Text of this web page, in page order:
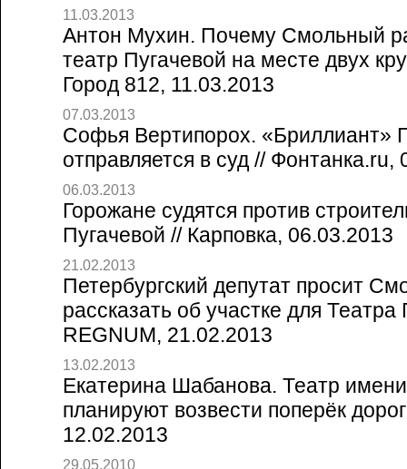
11.03.2013
Антон Мухин. Почему Смольный
театр Пугачевой на месте двух
Город 812, 11.03.2013
07.03.2013
Софья Вертипорох. «Бриллиант»
отправляется в суд // Фонтанка.ru,
06.03.2013
Горожане судятся против
Пугачевой // Карповка, 06.03.2013
21.02.2013
Петербургский депутат просит
рассказать об участке для
REGNUM, 21.02.2013
13.02.2013
Екатерина Шабанова. Театр
планируют возвести поперёк
12.02.2013
29.05.2010